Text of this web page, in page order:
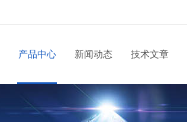
产品中心 新闻动态 技术文章